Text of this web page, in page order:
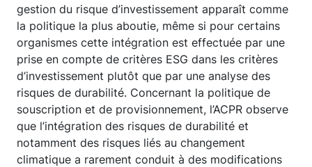
gestion du risque d’investissement apparaît comme
la politique la plus aboutie, même si pour certains
organismes cette intégration est effectuée par une
prise en compte de critères ESG dans les critères
d’investissement plutôt que par une analyse des
risques de durabilité. Concernant la politique de
souscription et de provisionnement, l’ACPR observe
que l’intégration des risques de durabilité et
notamment des risques liés au changement
climatique a rarement conduit à des modifications